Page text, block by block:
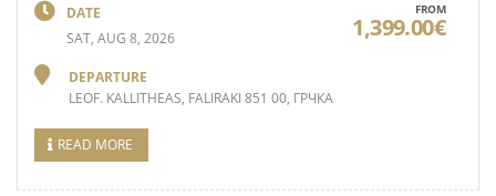
DATE
SAT, AUG 8, 2026
DEPARTURE
LEOF. KALLITHEAS, FALIRAKI 851 00, ГРЧКА
FROM
1,399.00€
READ MORE